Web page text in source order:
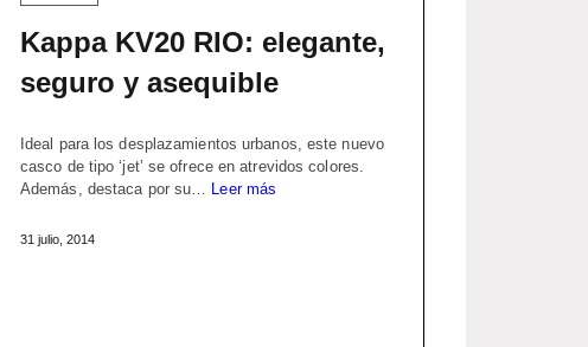
Kappa KV20 RIO: elegante,
seguro y asequible
Ideal para los desplazamientos urbanos, este nuevo
casco de tipo ‘jet’ se ofrece en atrevidos colores.
Además, destaca por su… Leer más
31 julio, 2014